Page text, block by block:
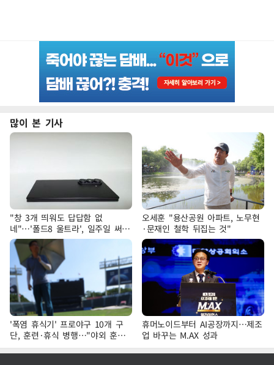
많이 본 기사
"창 3개 띄워도 답답함 없
네"…'폴드8 울트라', 일주일 써보
니
오세훈 "용산공원 아파트, 노무현
·문재인 철학 뒤집는 것"
'폭염 휴식기' 프로야구 10개 구
단, 훈련·휴식 병행…"야외 훈련
해도 안전 최우선"
휴머노이드부터 AI공장까지…제조
업 바꾸는 M.AX 성과